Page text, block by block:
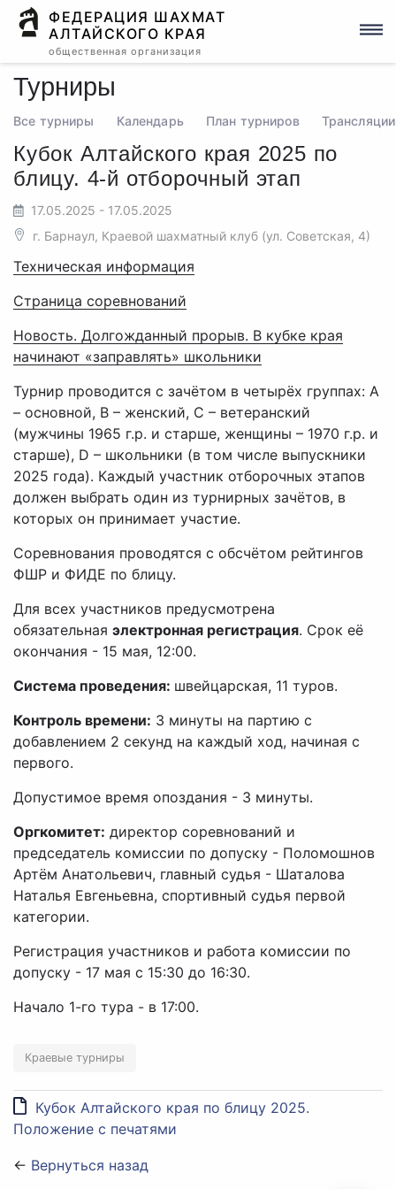
ФЕДЕРАЦИЯ ШАХМАТ
АЛТАЙСКОГО КРАЯ
общественная организация
Турниры
Все турниры Календарь План турниров Трансляции
Кубок Алтайского края 2025 по
блицу. 4-й отборочный этап
17.05.2025 - 17.05.2025
г. Барнаул, Краевой шахматный клуб (ул. Советская, 4)
Техническая информация
Страница соревнований
Новость. Долгожданный прорыв. В кубке края
начинают «заправлять» школьники
Турнир проводится с зачётом в четырёх группах: А
– основной, В – женский, С – ветеранский
(мужчины 1965 г.р. и старше, женщины – 1970 г.р. и
старше), D – школьники (в том числе выпускники
2025 года). Каждый участник отборочных этапов
должен выбрать один из турнирных зачётов, в
которых он принимает участие.
Соревнования проводятся с обсчётом рейтингов
ФШР и ФИДЕ по блицу.
Для всех участников предусмотрена
обязательная электронная регистрация. Срок её
окончания - 15 мая, 12:00.
Система проведения: швейцарская, 11 туров.
Контроль времени: 3 минуты на партию с
добавлением 2 секунд на каждый ход, начиная с
первого.
Допустимое время опоздания - 3 минуты.
Оргкомитет: директор соревнований и
председатель комиссии по допуску - Поломошнов
Артём Анатольевич, главный судья - Шаталова
Наталья Евгеньевна, спортивный судья первой
категории.
Регистрация участников и работа комиссии по
допуску - 17 мая с 15:30 до 16:30.
Начало 1-го тура - в 17:00.
Краевые турниры
Кубок Алтайского края по блицу 2025.
Положение с печатями
← Вернуться назад